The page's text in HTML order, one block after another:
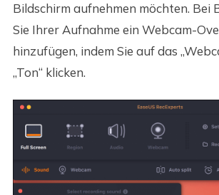
Bildschirm aufnehmen möchten. Bei
Sie Ihrer Aufnahme ein Webcam-
hinzufügen, indem Sie auf das
„Ton“ klicken.